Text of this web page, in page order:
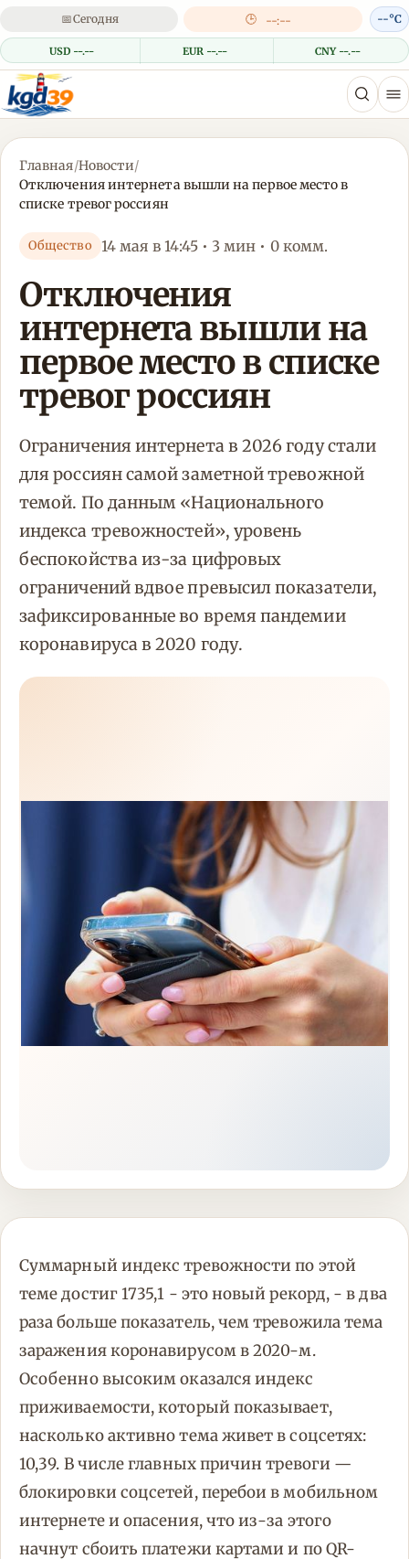
📅Сегодня 🕒 --:--
USD --.-- EUR --.-- CNY --.--
--°C
Главная/Новости/
Отключения интернета вышли на первое место в
списке тревог россиян
Общество 14 мая в 14:45 • 3 мин • 0 комм.
Отключения
интернета вышли на
первое место в списке
тревог россиян
Ограничения интернета в 2026 году стали
для россиян самой заметной тревожной
темой. По данным «Национального
индекса тревожностей», уровень
беспокойства из-за цифровых
ограничений вдвое превысил показатели,
зафиксированные во время пандемии
коронавируса в 2020 году.
Суммарный индекс тревожности по этой
теме достиг 1735,1 - это новый рекорд, - в два
раза больше показатель, чем тревожила тема
заражения коронавирусом в 2020-м.
Особенно высоким оказался индекс
приживаемости, который показывает,
насколько активно тема живет в соцсетях:
10,39. В числе главных причин тревоги —
блокировки соцсетей, перебои в мобильном
интернете и опасения, что из-за этого
начнут сбоить платежи картами и по QR-